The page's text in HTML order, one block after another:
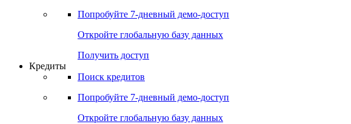
Попробуйте 7-дневный демо-доступ
Откройте глобальную базу данных
Получить доступ
Кредиты
Поиск кредитов
Попробуйте 7-дневный демо-доступ
Откройте глобальную базу данных